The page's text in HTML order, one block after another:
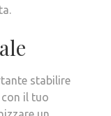
stabilire
il tuo